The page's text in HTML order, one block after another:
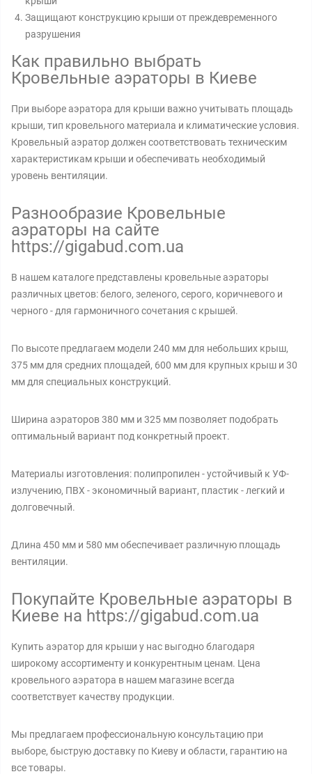
Защищают конструкцию крыши от преждевременного
разрушения
Как правильно выбрать
Кровельные аэраторы в Киеве
При выборе аэратора для крыши важно учитывать площадь
крыши, тип кровельного материала и климатические условия.
Кровельный аэратор должен соответствовать техническим
характеристикам крыши и обеспечивать необходимый
уровень вентиляции.
Разнообразие Кровельные
аэраторы на сайте
https://gigabud.com.ua
В нашем каталоге представлены кровельные аэраторы
различных цветов: белого, зеленого, серого, коричневого и
черного - для гармоничного сочетания с крышей.
По высоте предлагаем модели 240 мм для небольших крыш,
375 мм для средних площадей, 600 мм для крупных крыш и 30
мм для специальных конструкций.
Ширина аэраторов 380 мм и 325 мм позволяет подобрать
оптимальный вариант под конкретный проект.
Материалы изготовления: полипропилен - устойчивый к УФ-
излучению, ПВХ - экономичный вариант, пластик - легкий и
долговечный.
Длина 450 мм и 580 мм обеспечивает различную площадь
вентиляции.
Покупайте Кровельные аэраторы в
Киеве на https://gigabud.com.ua
Купить аэратор для крыши у нас выгодно благодаря
широкому ассортименту и конкурентным ценам. Цена
кровельного аэратора в нашем магазине всегда
соответствует качеству продукции.
Мы предлагаем профессиональную консультацию при
выборе, быструю доставку по Киеву и области, гарантию на
все товары.